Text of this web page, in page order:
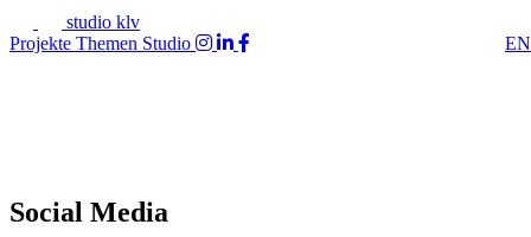
studio klv
Projekte Themen Studio EN
Social Media